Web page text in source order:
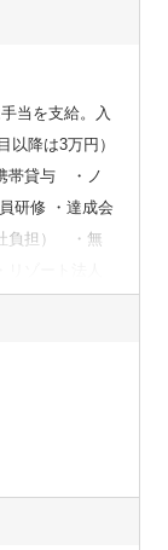
当を支給。入
以降は3万円）
帯貸与 ・ノ
研修 ・達成会
負担） ・無